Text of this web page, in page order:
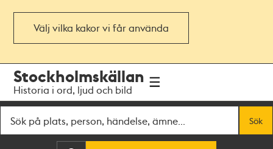
Välj vilka kakor vi får använda
navigationen
huvudinnehållet
Stockholmskällan
Historia i ord, ljud och bild
Sök